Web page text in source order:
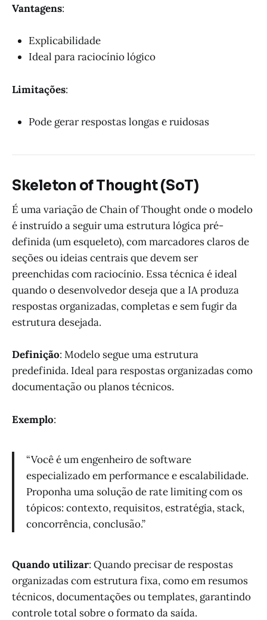
Vantagens:
Explicabilidade
Ideal para raciocínio lógico
Limitações:
Pode gerar respostas longas e ruidosas
Skeleton of Thought (SoT)
É uma variação de Chain of Thought onde o modelo
é instruído a seguir uma estrutura lógica pré-
definida (um esqueleto), com marcadores claros de
seções ou ideias centrais que devem ser
preenchidas com raciocínio. Essa técnica é ideal
quando o desenvolvedor deseja que a IA produza
respostas organizadas, completas e sem fugir da
estrutura desejada.
Definição: Modelo segue uma estrutura
predefinida. Ideal para respostas organizadas como
documentação ou planos técnicos.
Exemplo:
“Você é um engenheiro de software
especializado em performance e escalabilidade.
Proponha uma solução de rate limiting com os
tópicos: contexto, requisitos, estratégia, stack,
concorrência, conclusão.”
Quando utilizar: Quando precisar de respostas
organizadas com estrutura fixa, como em resumos
técnicos, documentações ou templates, garantindo
controle total sobre o formato da saída.